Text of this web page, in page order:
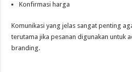
Konfirmasi harga
Komunikasi yang jelas sangat penting
terutama jika pesanan digunakan untuk
branding.